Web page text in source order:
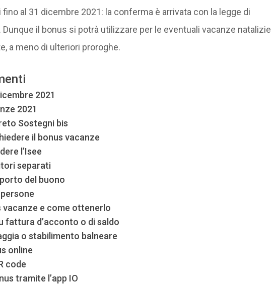
al 31 dicembre 2021: la conferma è arrivata con la legge di
il bonus si potrà utilizzare per le eventuali vacanze natalizie
a meno di ulteriori proroghe.
2021
2021
Sostegni bis
il bonus vacanze
l’Isee
separati
del buono
vacanze e come ottenerlo
fattura d’acconto o di saldo
o stabilimento balneare
online
code
tramite l’app IO